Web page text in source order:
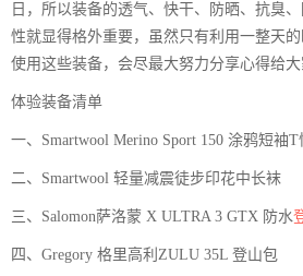
日，所以装备的透气、快干、防晒、抗臭
性就显得格外重要，虽然只有利用一整天
使用这些装备，会尽最大努力分享心得给大
体验装备清单
一、Smartwool Merino Sport 150 涂鸦短袖T
二、Smartwool 轻量减震徒步印花中长袜
三、Salomon萨洛蒙 X ULTRA 3 GTX 防水
四、Gregory 格里高利ZULU 35L 登山包